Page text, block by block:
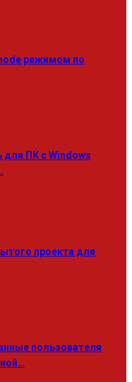
режимом по
для ПК с Windows
проекта для
пользователя